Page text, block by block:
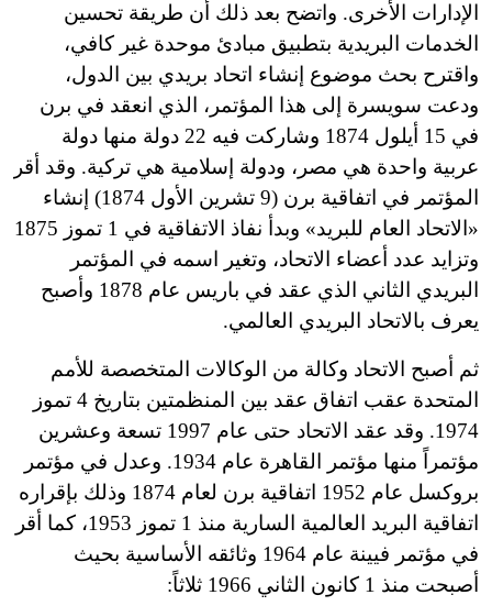
الإدارات الأخرى. واتضح بعد ذلك أن طريقة تحسين
الخدمات البريدية بتطبيق مبادئ موحدة غير كافي،
واقترح بحث موضوع إنشاء اتحاد بريدي بين الدول،
ودعت سويسرة إلى هذا المؤتمر، الذي انعقد في برن
في 15 أيلول 1874 وشاركت فيه 22 دولة منها دولة
عربية واحدة هي مصر، ودولة إسلامية هي تركية. وقد أقر
المؤتمر في اتفاقية برن (9 تشرين الأول 1874) إنشاء
«الاتحاد العام للبريد» وبدأ نفاذ الاتفاقية في 1 تموز 1875
وتزايد عدد أعضاء الاتحاد، وتغير اسمه في المؤتمر
البريدي الثاني الذي عقد في باريس عام 1878 وأصبح
يعرف بالاتحاد البريدي العالمي.
ثم أصبح الاتحاد وكالة من الوكالات المتخصصة للأمم
المتحدة عقب اتفاق عقد بين المنظمتين بتاريخ 4 تموز
1974. وقد عقد الاتحاد حتى عام 1997 تسعة وعشرين
مؤتمراً منها مؤتمر القاهرة عام 1934. وعدل في مؤتمر
بروكسل عام 1952 اتفاقية برن لعام 1874 وذلك بإقراره
اتفاقية البريد العالمية السارية منذ 1 تموز 1953، كما أقر
في مؤتمر فيينة عام 1964 وثائقه الأساسية بحيث
أصبحت منذ 1 كانون الثاني 1966 ثلاثاً: